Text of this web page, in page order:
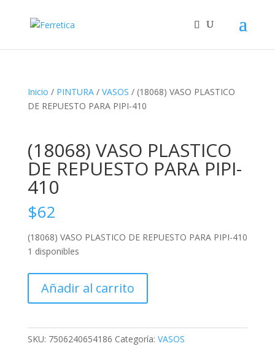
Inicio / PINTURA/ VASOS / (18068) VASO PLASTICO
DE REPUESTO PARA PIPI-410
(18068) VASO PLASTICO
DE REPUESTO PARA PIPI-
410
$62
(18068) VASO PLASTICO DE REPUESTO PARA PIPI-410
1 disponibles
VASO
PLASTICO
REPUESTO
Añadir al carrito
SKU: 7506240654186 Categoría: VASOS